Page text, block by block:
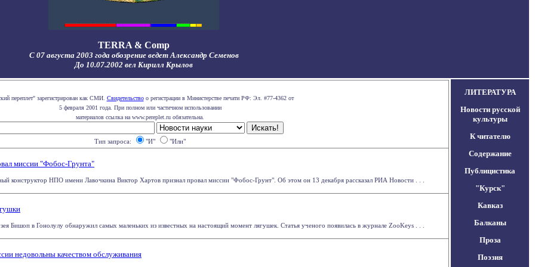
TERRA & Comp
С 07 августа 2003 года обозрение ведет Александр Семенов
До 10.07.2002 вел Кирилл Крылов
переплет" зарегистрирован как СМИ. Свидетельствоо регистрации в Министерстве печати РФ: Эл. #77-4362 от
5 февраля 2001 года. При полном или частичном использовании
материалов ссылка на www.pereplet.ru обязательна.
Тип запроса: "И" "Или"
миссии "Фобос-Грунта"
конструктор НПО имени Лавочкина Виктор Хартов признал провал миссии "Фобос-Грунт". Об этом он 13 декабря рассказал РИА Новости . . .
Бишоп в Гонолулу обнаружил самых маленьких из известных на настоящий момент лягушек. Статья ученого появилась в журнале ZooKeys . . .
недовольны качеством обслуживания
ЛИТЕРАТУРА
Новости русской
культуры
К читателю
Содержание
Публицистика
"Курск"
Кавказ
Балканы
Проза
Поэзия